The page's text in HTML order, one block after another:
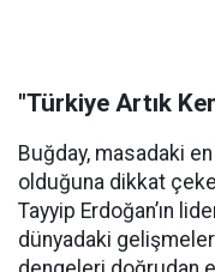
"Türkiye Artık
Buğday, masadaki
olduğuna dikkat
Tayyip Erdoğan’ın
dünyadaki